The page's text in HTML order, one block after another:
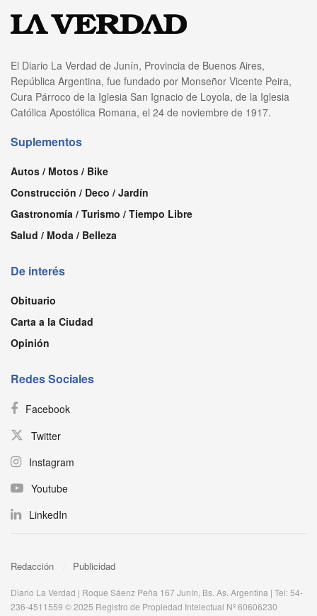
El Diario La Verdad de Junín, Provincia de Buenos Aires,
República Argentina, fue fundado por Monseñor Vicente Peira,
Cura Párroco de la Iglesia San Ignacio de Loyola, de la Iglesia
Católica Apostólica Romana, el 24 de noviembre de 1917.
Suplementos
Autos / Motos / Bike
Construcción / Deco / Jardín
Gastronomía / Turismo / Tiempo Libre
Salud / Moda / Belleza
De interés
Obituario
Carta a la Ciudad
Opinión
Redes Sociales
Facebook
Twitter
Instagram
Youtube
LinkedIn
Redacción Publicidad
Diario La Verdad | Roque Sáenz Peña 167 Junín, Bs. As. Argentina | Tel: 54-
236-4511559 © 2025 Registro de Propiedad Intelectual Nº 60606230